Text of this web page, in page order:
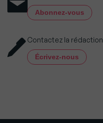
Abonnez-vous
Contactez la rédaction
Écrivez-nous